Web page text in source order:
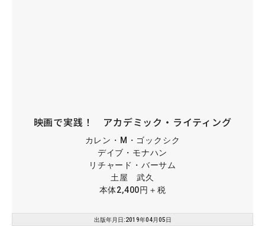
映画で実践！ アカデミック・ライティング
カレン・M・ゴックシク
デイブ・モナハン
リチャード・バーサム
土屋 武久
本体2,400円＋税
出版年月日:2019年04月05日